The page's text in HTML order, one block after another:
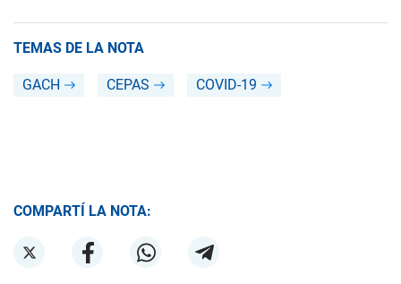
TEMAS DE LA NOTA
GACH CEPAS COVID-19
COMPARTÍ LA NOTA: